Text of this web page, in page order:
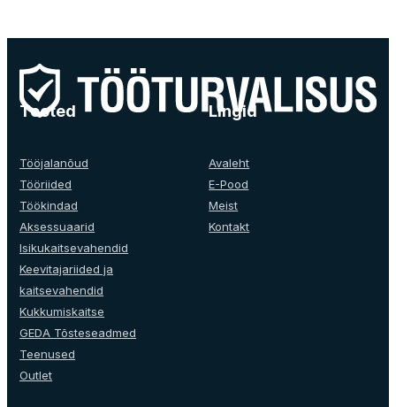
Tooted
Tööjalanõud
Tööriided
Töökindad
Aksessuaarid
Isikukaitsevahendid
Keevitajariided ja
kaitsevahendid
Kukkumiskaitse
GEDA Tõsteseadmed
Teenused
Outlet
Lingid
Avaleht
E-Pood
Meist
Kontakt